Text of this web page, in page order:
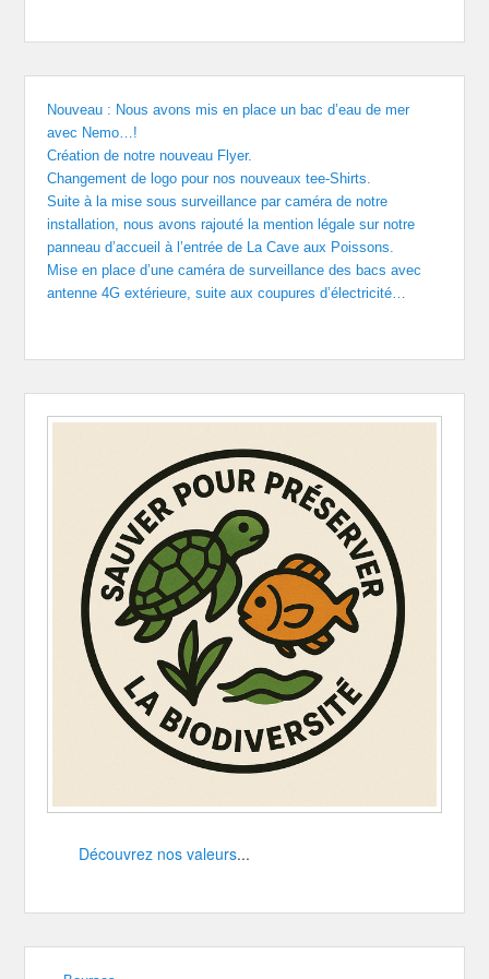
Nouveau : Nous avons mis en place un bac d’eau de mer
avec Nemo…!
Création de notre nouveau Flyer.
Changement de logo pour nos nouveaux tee-Shirts.
Suite à la mise sous surveillance par caméra de notre
installation, nous avons rajouté la mention légale sur notre
panneau d’accueil à l’entrée de La Cave aux Poissons.
Mise en place d’une caméra de surveillance des bacs avec
antenne 4G extérieure, suite aux coupures d’électricité…
Découvrez nos valeurs...